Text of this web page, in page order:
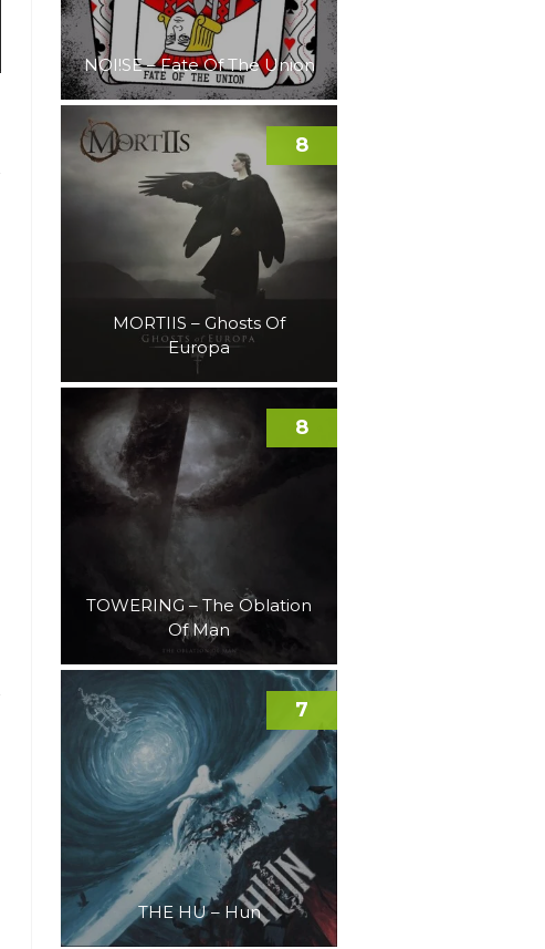
NOI!SE – Fate Of The Union
MORTIIS – Ghosts Of
Europa
8
TOWERING – The Oblation
Of Man
8
THE HU – Hun
7